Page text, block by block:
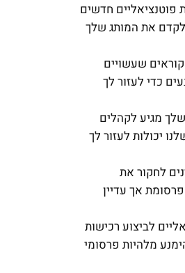
פוטנציאליים חדשים
לקדם את המותג שלך
שעשויים
כדי לעזור לך
מגיע לקהלים
יכולות לעזור לך
לחקור את
אך עדיין
לביצוע רכישות
מלהיות פרסומי